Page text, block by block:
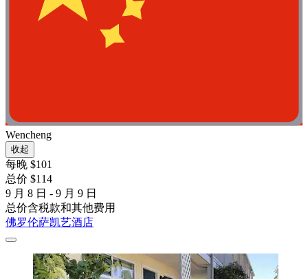
Wencheng
收起
每晚 $101
总价 $114
9 月 8 日 - 9 月 9 日
总价含税款和其他费用
佛罗伦萨凯艺酒店